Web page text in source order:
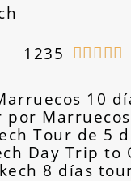
1235
    